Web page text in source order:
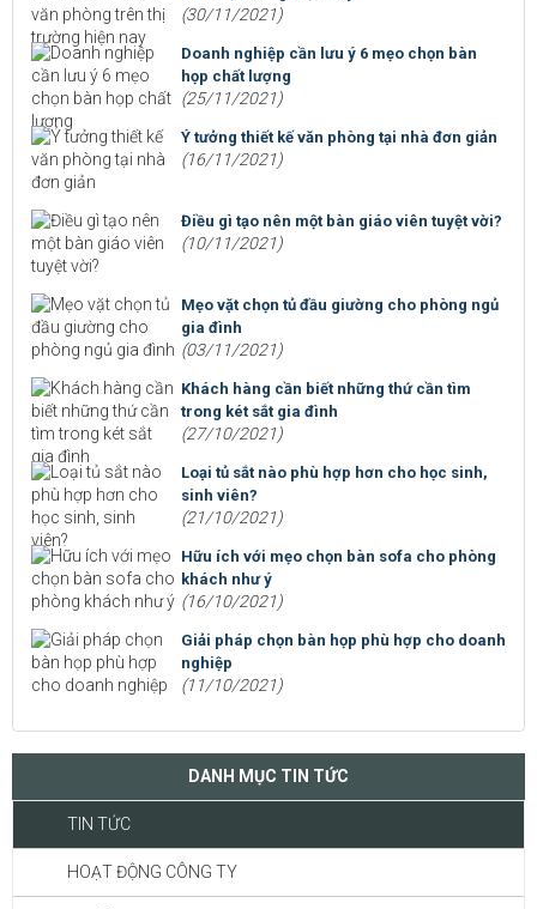
(30/11/2021)
Doanh nghiệp cần lưu ý 6 mẹo chọn bàn
họp chất lượng
(25/11/2021)
Ý tưởng thiết kế văn phòng tại nhà đơn giản
(16/11/2021)
Điều gì tạo nên một bàn giáo viên tuyệt vời?
(10/11/2021)
Mẹo vặt chọn tủ đầu giường cho phòng ngủ
gia đình
(03/11/2021)
Khách hàng cần biết những thứ cần tìm
trong két sắt gia đình
(27/10/2021)
Loại tủ sắt nào phù hợp hơn cho học sinh,
sinh viên?
(21/10/2021)
Hữu ích với mẹo chọn bàn sofa cho phòng
khách như ý
(16/10/2021)
Giải pháp chọn bàn họp phù hợp cho doanh
nghiệp
(11/10/2021)
DANH MỤC TIN TỨC
TIN TỨC
HOẠT ĐỘNG CÔNG TY